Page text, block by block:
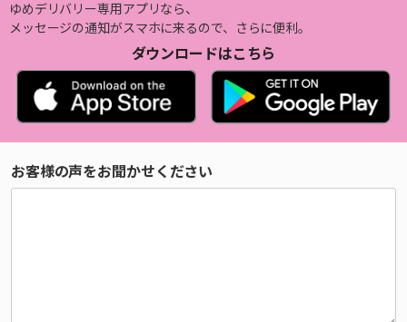
ゆめデリバリー専用アプリなら、
メッセージの通知がスマホに来るので、さらに便利。
ダウンロードはこちら
お客様の声をお聞かせください